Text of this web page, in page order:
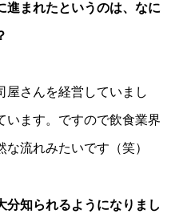
まれたというのは、なに
さんを経営していまし
います。ですので飲食業界
流れみたいです（笑）
知られるようになりまし